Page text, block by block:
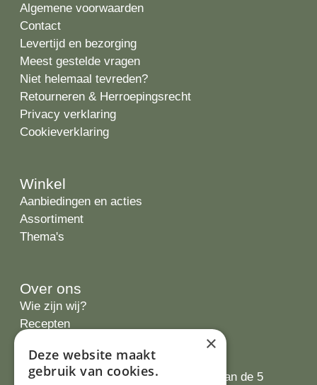
Algemene voorwaarden
Contact
Levertijd en bezorging
Meest gestelde vragen
Niet helemaal tevreden?
Retourneren & Herroepingsrecht
Privacy verklaring
Cookieverklaring
Winkel
Aanbiedingen en acties
Assortiment
Thema's
Over ons
Wie zijn wij?
Recepten
Recensies
Onze klanten waarderen ons met 4.9 van de 5
×
Deze website maakt
gebruik van cookies.